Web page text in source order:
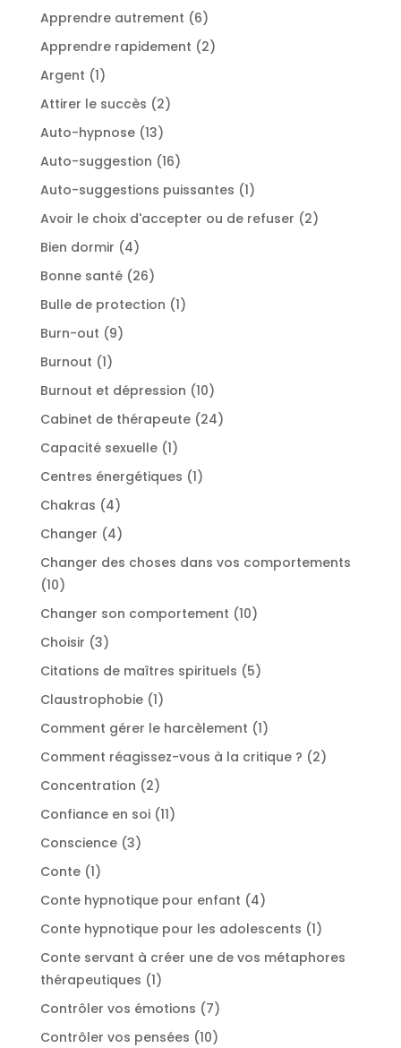
Apprendre autrement 66
produits
Apprendre rapidement 22
Argent 11
produit
Attirer le succès 22
Auto-hypnose 1313
produits
Auto-suggestion 1616
produits
Auto-suggestions puissantes 11
produit
Avoir le choix d'accepter ou de refuser 22
Bien dormir 44
produits
Bonne santé 2626
produits
Bulle de protection 11
Burn-out 99
Burnout 11
produit
Burnout et dépression 1010
produits
Cabinet de thérapeute 2424
Capacité sexuelle 11
produit
Centres énergétiques 11
Chakras 44
produits
Changer 44
produits
Changer des choses dans vos comportements
1010
produits
Changer son comportement 1010
Choisir 33
produits
Citations de maîtres spirituels 55
Claustrophobie 11
produit
Comment gérer le harcèlement 11
produit
Comment réagissez-vous à la critique ? 22
Concentration 22
produits
Confiance en soi 1111
Conscience 33
Conte 11
produit
Conte hypnotique pour enfant 44
produits
Conte hypnotique pour les adolescents 11
produit
Conte servant à créer une de vos métaphores
thérapeutiques 11
produit
Contrôler vos émotions 77
produits
Contrôler vos pensées 1010